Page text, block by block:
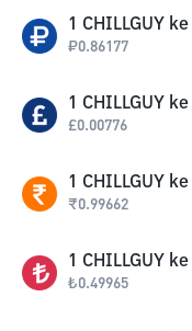
1 CHILLGUY ke
₽0.86177
1 CHILLGUY ke
£0.00776
1 CHILLGUY ke
₹0.99662
1 CHILLGUY ke
₺0.49965